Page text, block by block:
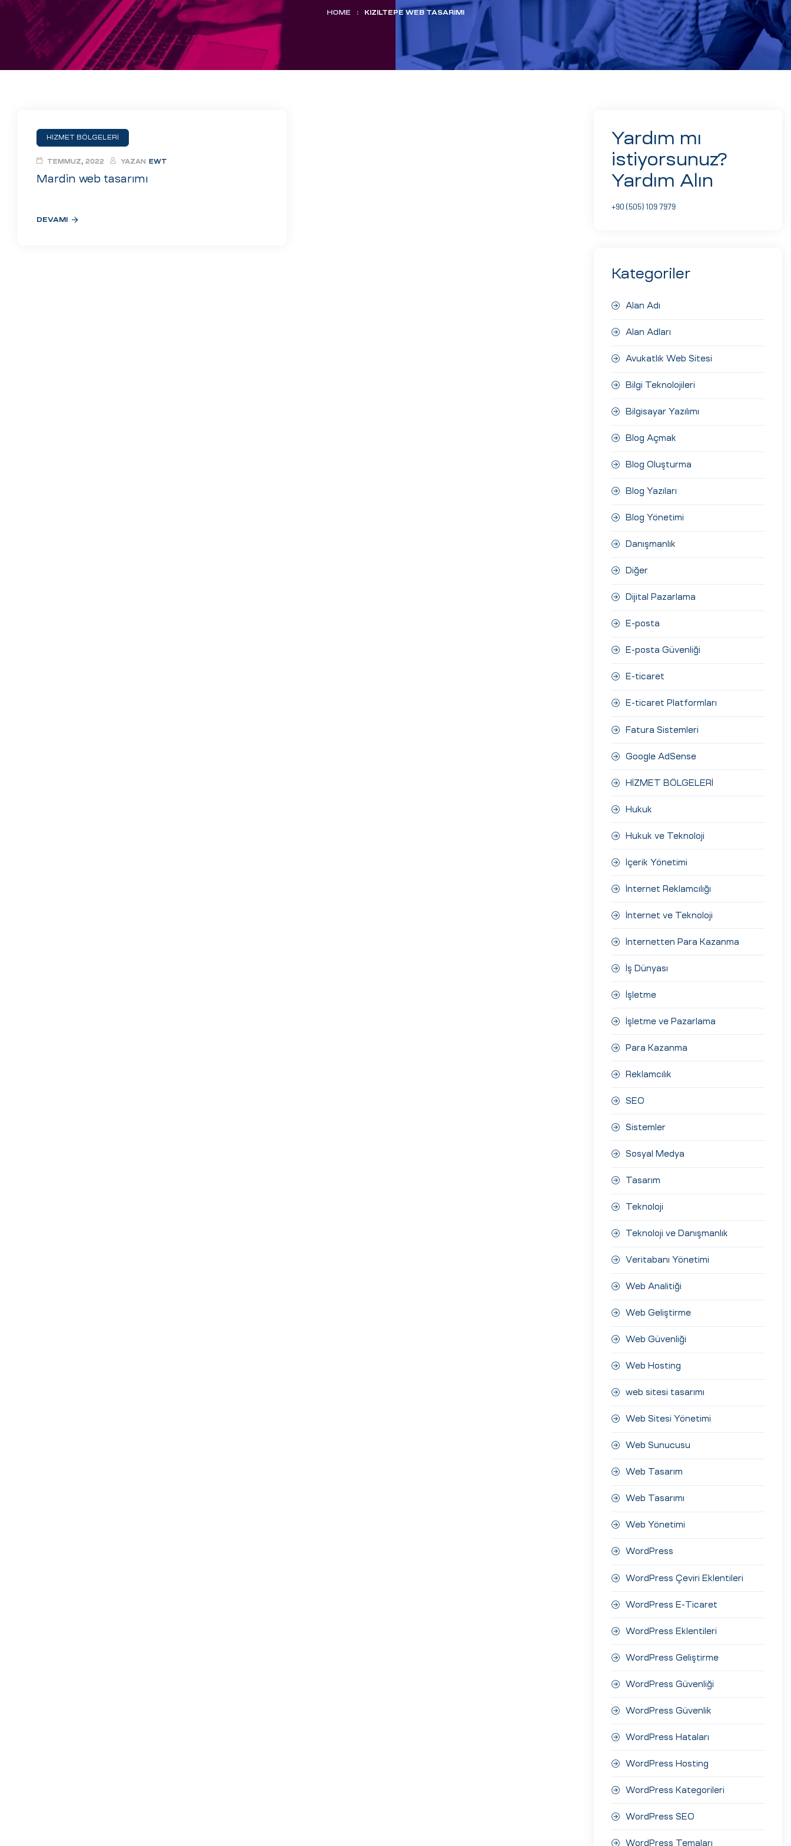
Aday
HOME : KIZILTEPE WEB TASARIMI
HİZMET BÖLGELERİ
Mardin web tasarımı
TEMMUZ, 2022 YAZAN EWT
DEVAMI
Yardım mı
istiyorsunuz?
Yardım Alın
+90 (505) 109 7979
Kategoriler
Alan Adı
Alan Adları
Avukatlık Web Sitesi
Bilgi Teknolojileri
Bilgisayar Yazılımı
Blog Açmak
Blog Oluşturma
Blog Yazıları
Blog Yönetimi
Danışmanlık
Diğer
Dijital Pazarlama
E-posta
E-posta Güvenliği
E-ticaret
E-ticaret Platformları
Fatura Sistemleri
Google AdSense
HİZMET BÖLGELERİ
Hukuk
Hukuk ve Teknoloji
İçerik Yönetimi
İnternet Reklamcılığı
İnternet ve Teknoloji
İnternetten Para Kazanma
İş Dünyası
İşletme
İşletme ve Pazarlama
Para Kazanma
Reklamcılık
SEO
Sistemler
Sosyal Medya
Tasarım
Teknoloji
Teknoloji ve Danışmanlık
Veritabanı Yönetimi
Web Analitiği
Web Geliştirme
Web Güvenliği
Web Hosting
web sitesi tasarımı
Web Sitesi Yönetimi
Web Sunucusu
Web Tasarım
Web Tasarımı
Web Yönetimi
WordPress
WordPress Çeviri Eklentileri
WordPress E-Ticaret
WordPress Eklentileri
WordPress Geliştirme
WordPress Güvenliği
WordPress Güvenlik
WordPress Hataları
WordPress Hosting
WordPress Kategorileri
WordPress SEO
WordPress Temaları